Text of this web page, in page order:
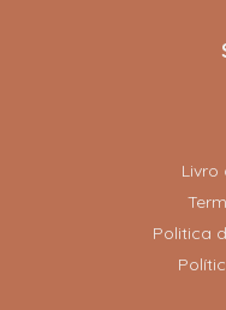
Livro
Politica